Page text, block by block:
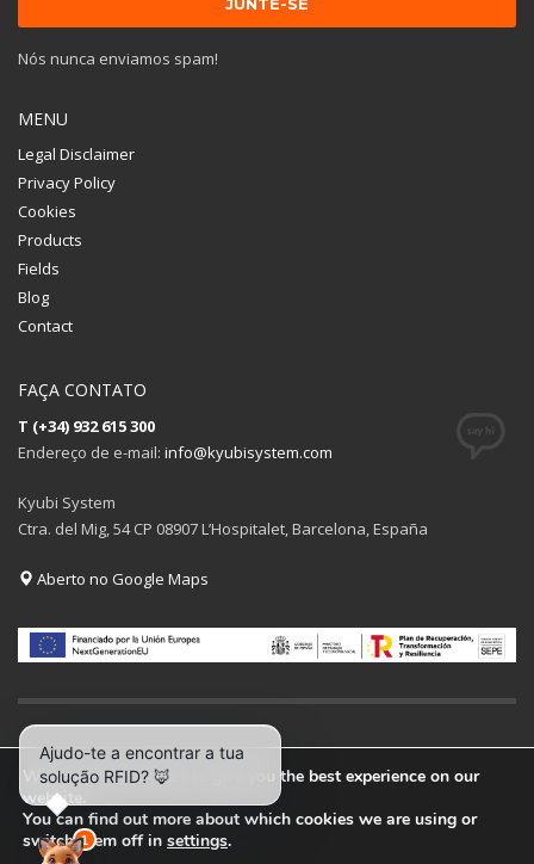
Nós nunca enviamos spam!
MENU
Legal Disclaimer
Privacy Policy
Cookies
Products
Fields
Blog
Contact
FAÇA CONTATO
T (+34) 932 615 300
Endereço de e-mail: info@kyubisystem.com
Kyubi System
Ctra. del Mig, 54 CP 08907 L’Hospitalet, Barcelona, España
Aberto no Google Maps
© 2026 All rights reserved. Kyubi System.
We are using cookies to give you the best experience on our
website.
You can find out more about which cookies we are using or
switch them off in settings.